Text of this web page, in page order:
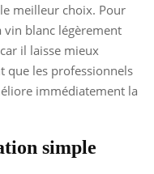
meilleur choix. Pour
vin blanc légèrement
il laisse mieux
que les professionnels
immédiatement la
simple